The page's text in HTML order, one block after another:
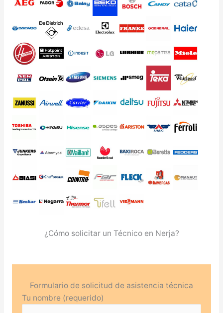
¿Cómo solicitar un Técnico en Nerja?
Formulario de solicitud de asistencia técnica
Tu nombre (requerido)